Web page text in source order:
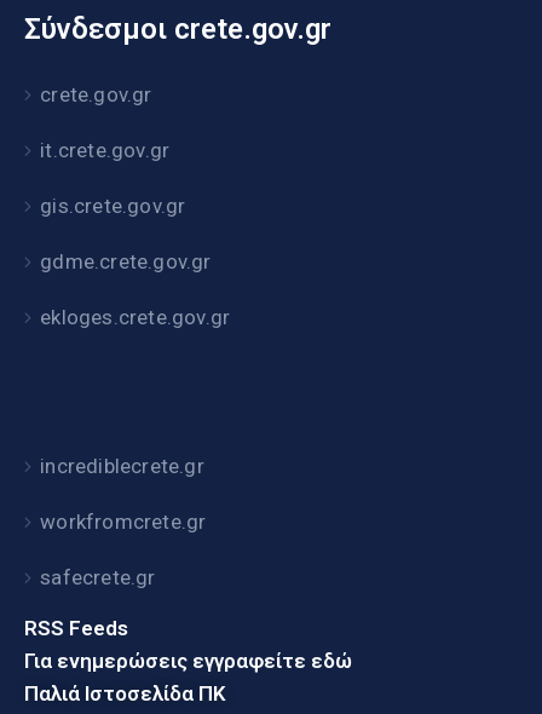
Σύνδεσμοι crete.gov.gr
crete.gov.gr
it.crete.gov.gr
gis.crete.gov.gr
gdme.crete.gov.gr
ekloges.crete.gov.gr
incrediblecrete.gr
workfromcrete.gr
safecrete.gr
RSS Feeds
Για ενημερώσεις εγγραφείτε εδώ
Παλιά Ιστοσελίδα ΠΚ